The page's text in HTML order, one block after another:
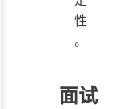
性
。
面试